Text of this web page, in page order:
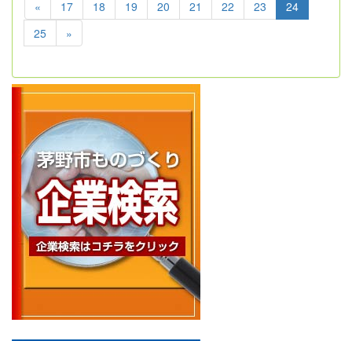
« 17 18 19 20 21 22 23
24
25
»